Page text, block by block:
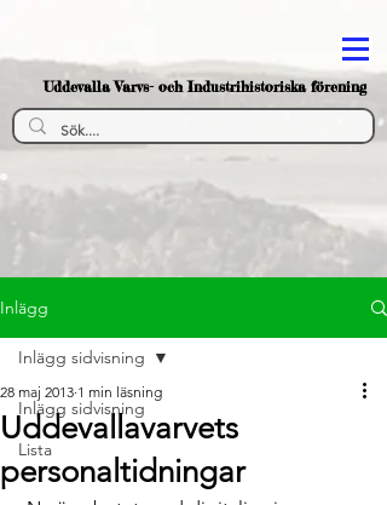
Uddevalla Varvs- och Industrihistoriska förening
Inlägg
Inlägg sidvisning
Lista
Inlägg sidvisning
Uddevallavarvets
personaltidningar
28 maj 2013 1 min läsning